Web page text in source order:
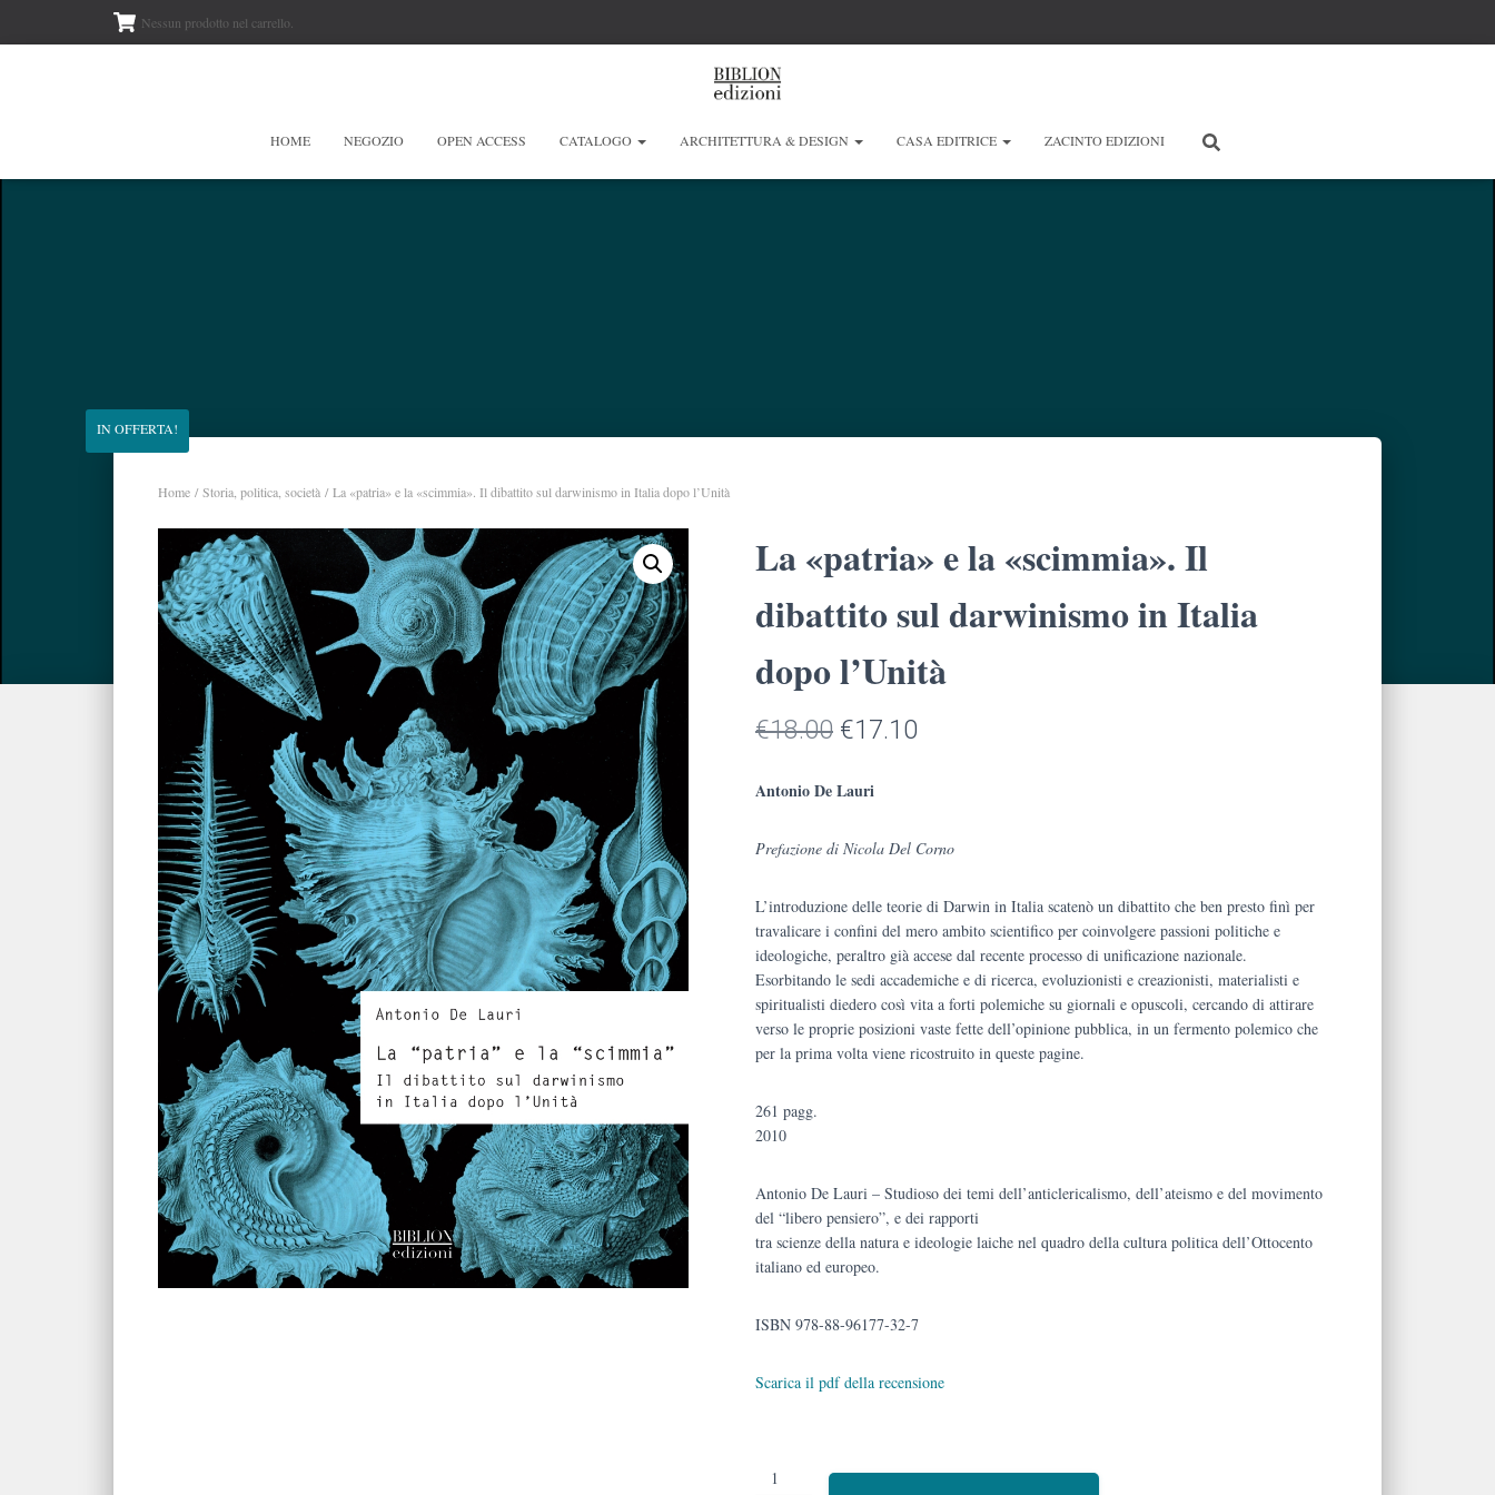
Nessun prodotto nel carrello.
HOME NEGOZIO OPEN ACCESS CATALOGO ARCHITETTURA & DESIGN CASA EDITRICE ZACINTO EDIZIONI
Home /Storia, politica, società / La «patria» e la «scimmia». Il dibattito sul darwinismo in Italia dopo l’Unità
IN OFFERTA!
La «patria» e la «scimmia». Il
dibattito sul darwinismo in Italia
dopo l’Unità
€18.00 Il
era:
€18.00.
€17.10
è:
€17.10.
Antonio De Lauri
Prefazione di Nicola Del Corno
L’introduzione delle teorie di Darwin in Italia scatenò un dibattito che ben presto finì per
travalicare i confini del mero ambito scientifico per coinvolgere passioni politiche e
ideologiche, peraltro già accese dal recente processo di unificazione nazionale.
Esorbitando le sedi accademiche e di ricerca, evoluzionisti e creazionisti, materialisti e
spiritualisti diedero così vita a forti polemiche su giornali e opuscoli, cercando di attirare
verso le proprie posizioni vaste fette dell’opinione pubblica, in un fermento polemico che
per la prima volta viene ricostruito in queste pagine.
261 pagg.
2010
Antonio De Lauri – Studioso dei temi dell’anticlericalismo, dell’ateismo e del movimento
del “libero pensiero”, e dei rapporti
tra scienze della natura e ideologie laiche nel quadro della cultura politica dell’Ottocento
italiano ed europeo.
ISBN 978-88-96177-32-7
Scarica il pdf della recensione